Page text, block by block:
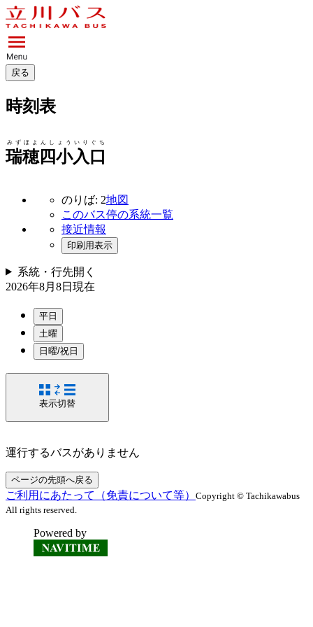
戻る
時刻表
瑞穂四小入口
みずほよんしょういりぐち
のりば: 2地図
このバス停の系統一覧
接近情報
印刷用表示
系統・行先開く
2026年8月8日 現在
平日
土曜
日曜/祝日
表示切替
運行するバスがありません
ページの先頭へ戻る
ご利用にあたって（免責について等） Copyright © Tachikawabus
All rights reserved.
Powered by